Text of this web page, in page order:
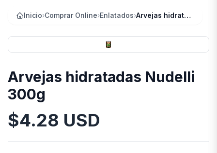
Inicio›Comprar Online›Enlatados› Arvejas hidratadas Nudelli 300g
Arvejas hidratadas Nudelli
300g
Información del Producto
$4.28 USD